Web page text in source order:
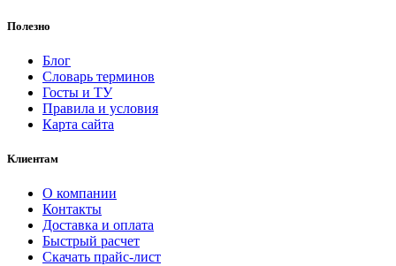
Полезно
Блог
Словарь терминов
Госты и ТУ
Правила и условия
Карта сайта
Клиентам
О компании
Контакты
Доставка и оплата
Быстрый расчет
Скачать прайс-лист